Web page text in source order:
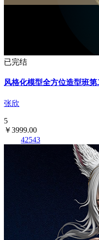
已完结
风格化模型全方位造型班第
张欣
5
￥3999.00
42543